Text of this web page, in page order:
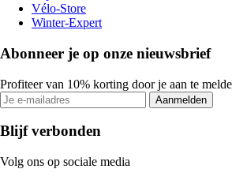
Vélo-Store
Winter-Expert
Abonneer je op onze nieuwsbrief
Profiteer van 10% korting door je aan te
Aanmelden
Blijf verbonden
Volg ons op sociale media